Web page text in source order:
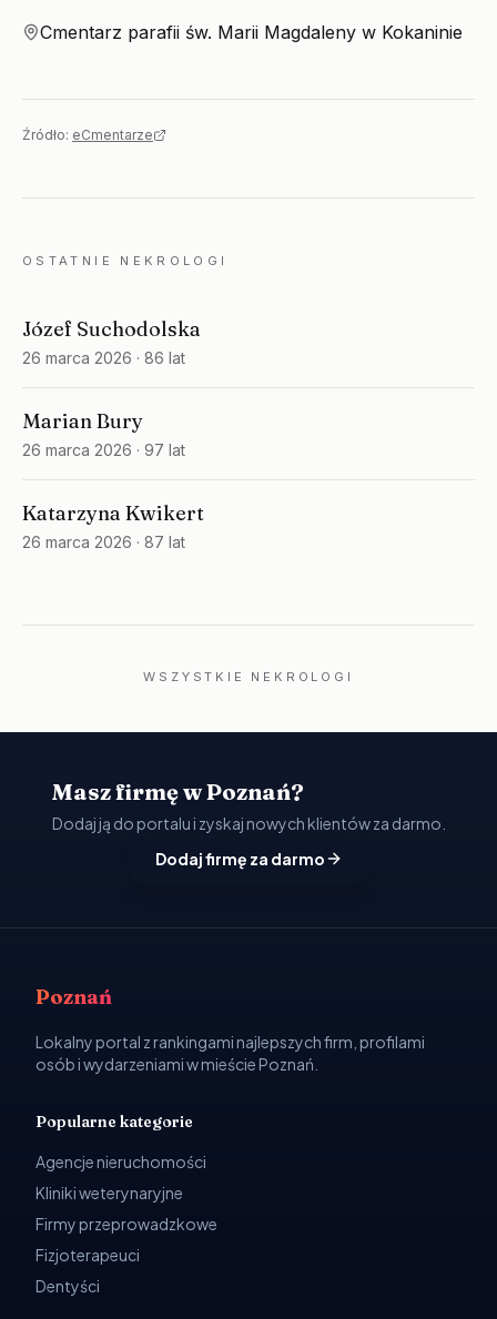
Miejsce
Cmentarz parafii św. Marii Magdaleny w Kokaninie
Źródło: eCmentarze
OSTATNIE NEKROLOGI
Józef Suchodolska
26 marca 2026 · 86 lat
Marian Bury
26 marca 2026 · 97 lat
Katarzyna Kwikert
26 marca 2026 · 87 lat
WSZYSTKIE NEKROLOGI
Masz firmę w Poznań?
Dodaj ją do portalu i zyskaj nowych klientów za darmo.
Dodaj firmę za darmo
Poznań
Lokalny portal z rankingami najlepszych firm, profilami
osób i wydarzeniami w mieście Poznań.
Popularne kategorie
Agencje nieruchomości
Kliniki weterynaryjne
Firmy przeprowadzkowe
Fizjoterapeuci
Dentyści